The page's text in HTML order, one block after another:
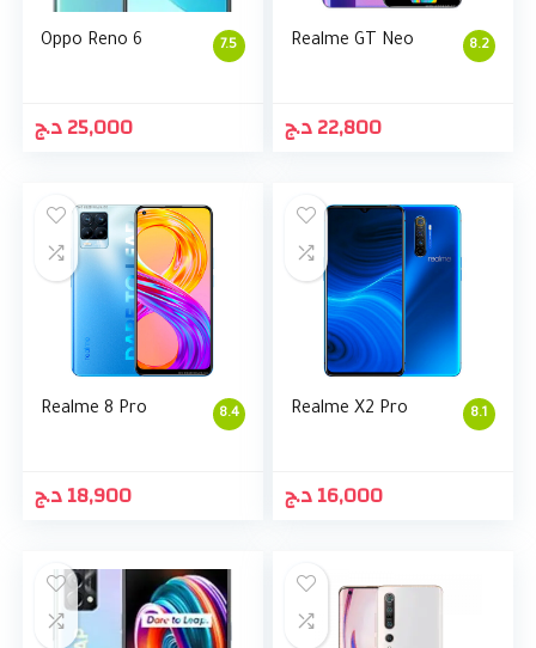
7.5
Oppo Reno 6
25,000د.ج
8.2
Realme GT Neo
22,800د.ج
8.4
Realme 8 Pro
18,900د.ج
8.1
Realme X2 Pro
16,000د.ج